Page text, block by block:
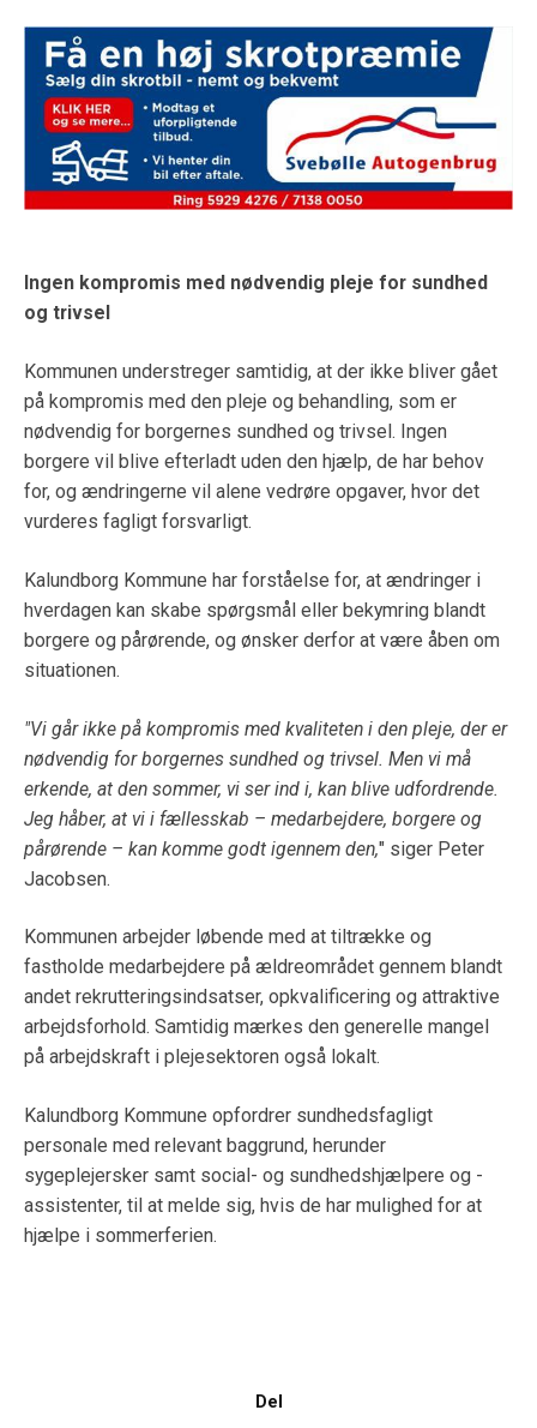
Ingen kompromis med nødvendig pleje for sundhed
og trivsel
Kommunen understreger samtidig, at der ikke bliver gået
på kompromis med den pleje og behandling, som er
nødvendig for borgernes sundhed og trivsel. Ingen
borgere vil blive efterladt uden den hjælp, de har behov
for, og ændringerne vil alene vedrøre opgaver, hvor det
vurderes fagligt forsvarligt.
Kalundborg Kommune har forståelse for, at ændringer i
hverdagen kan skabe spørgsmål eller bekymring blandt
borgere og pårørende, og ønsker derfor at være åben om
situationen.
"Vi går ikke på kompromis med kvaliteten i den pleje, der er
nødvendig for borgernes sundhed og trivsel. Men vi må
erkende, at den sommer, vi ser ind i, kan blive udfordrende.
Jeg håber, at vi i fællesskab – medarbejdere, borgere og
pårørende – kan komme godt igennem den," siger Peter
Jacobsen.
Kommunen arbejder løbende med at tiltrække og
fastholde medarbejdere på ældreområdet gennem blandt
andet rekrutteringsindsatser, opkvalificering og attraktive
arbejdsforhold. Samtidig mærkes den generelle mangel
på arbejdskraft i plejesektoren også lokalt.
Kalundborg Kommune opfordrer sundhedsfagligt
personale med relevant baggrund, herunder
sygeplejersker samt social- og sundhedshjælpere og -
assistenter, til at melde sig, hvis de har mulighed for at
hjælpe i sommerferien.
Del